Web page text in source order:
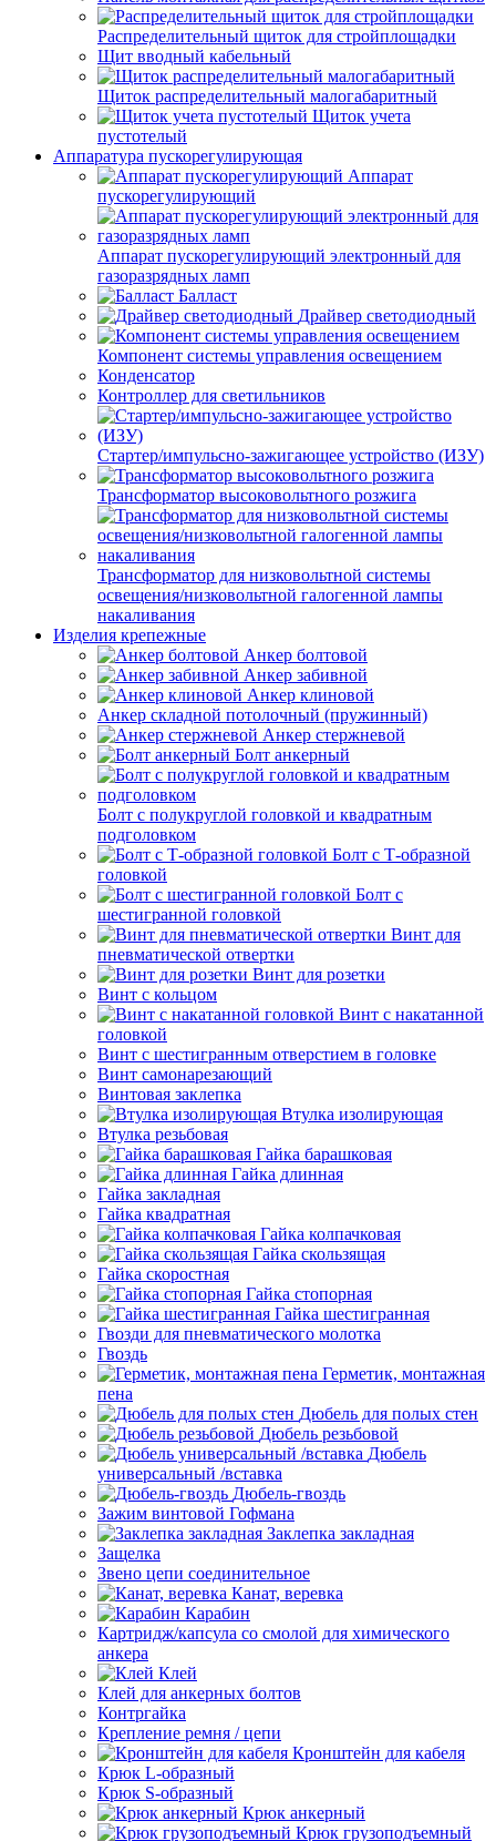
Распределительный щиток для стройплощадки
Щит вводный кабельный
Щиток распределительный малогабаритный
Щиток учета
пустотелый
Аппаратура пускорегулирующая
Аппарат
пускорегулирующий
Аппарат пускорегулирующий электронный для
газоразрядных ламп
Балласт
Драйвер светодиодный
Компонент системы управления освещением
Конденсатор
Контроллер для светильников
Стартер/импульсно-зажигающее устройство (ИЗУ)
Трансформатор высоковольтного розжига
Трансформатор для низковольтной системы
освещения/низковольтной галогенной лампы
накаливания
Изделия крепежные
Анкер болтовой
Анкер забивной
Анкер клиновой
Анкер складной потолочный (пружинный)
Анкер стержневой
Болт анкерный
Болт с полукруглой головкой и квадратным
подголовком
Болт с Т-образной
головкой
Болт с
шестигранной головкой
Винт для
пневматической отвертки
Винт для розетки
Винт с кольцом
Винт с накатанной
головкой
Винт с шестигранным отверстием в головке
Винт самонарезающий
Винтовая заклепка
Втулка изолирующая
Втулка резьбовая
Гайка барашковая
Гайка длинная
Гайка закладная
Гайка квадратная
Гайка колпачковая
Гайка скользящая
Гайка скоростная
Гайка стопорная
Гайка шестигранная
Гвозди для пневматического молотка
Гвоздь
Герметик, монтажная
пена
Дюбель для полых стен
Дюбель резьбовой
Дюбель
универсальный /вставка
Дюбель-гвоздь
Зажим винтовой Гофмана
Заклепка закладная
Защелка
Звено цепи соединительное
Канат, веревка
Карабин
Картридж/капсула со смолой для химического
анкера
Клей
Клей для анкерных болтов
Контргайка
Крепление ремня / цепи
Кронштейн для кабеля
Крюк L-образный
Крюк S-образный
Крюк анкерный
Крюк грузоподъемный